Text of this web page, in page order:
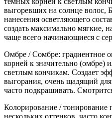
выгоревших на солнце волос,
нанесения осветляющего
создать максимально мягкие,
чаще всего начинающиеся с
Омбре / Сомбре: градиентное
корней к значительно (омбре)
светлым кончикам. Создает
выгорания, очень щадящий
часто подкрашивать.
Колорирование / тонирование
нескольких оттенков, часто